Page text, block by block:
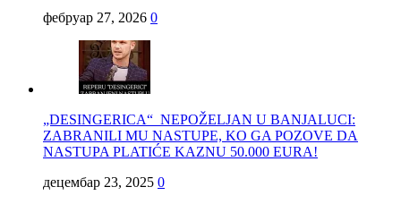
фебруар 27, 2026 0
„DESINGERICA“ NEPOŽELJAN U BANJALUCI:
ZABRANILI MU NASTUPE, KO GA POZOVE DA
NASTUPA PLATIĆE KAZNU 50.000 EURA!
децембар 23, 2025 0